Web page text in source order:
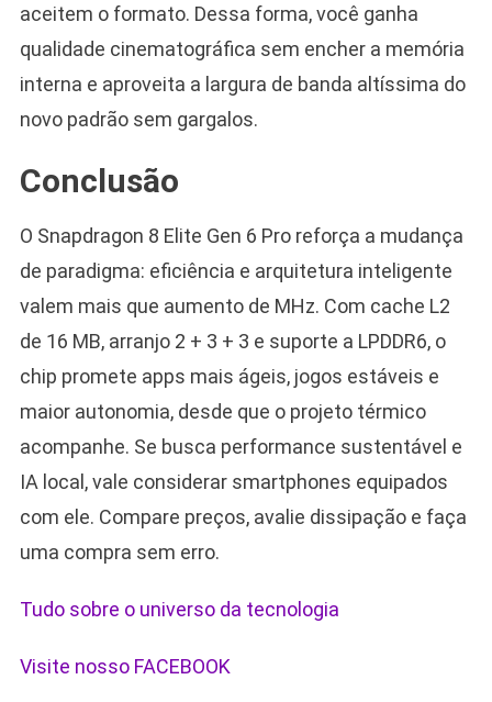
aceitem o formato. Dessa forma, você ganha
qualidade cinematográfica sem encher a memória
interna e aproveita a largura de banda altíssima do
novo padrão sem gargalos.
Conclusão
O Snapdragon 8 Elite Gen 6 Pro reforça a mudança
de paradigma: eficiência e arquitetura inteligente
valem mais que aumento de MHz. Com cache L2
de 16 MB, arranjo 2 + 3 + 3 e suporte a LPDDR6, o
chip promete apps mais ágeis, jogos estáveis e
maior autonomia, desde que o projeto térmico
acompanhe. Se busca performance sustentável e
IA local, vale considerar smartphones equipados
com ele. Compare preços, avalie dissipação e faça
uma compra sem erro.
Tudo sobre o universo da tecnologia
Visite nosso FACEBOOK